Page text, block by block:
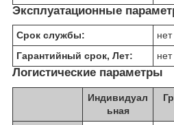
Эксплуатационные
Срок службы:
Гарантийный срок, Лет:
Логистические параметры
Индивидуал
ьная